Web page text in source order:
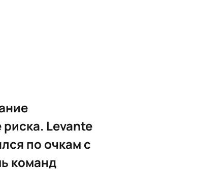
Levante
по очкам с
команд